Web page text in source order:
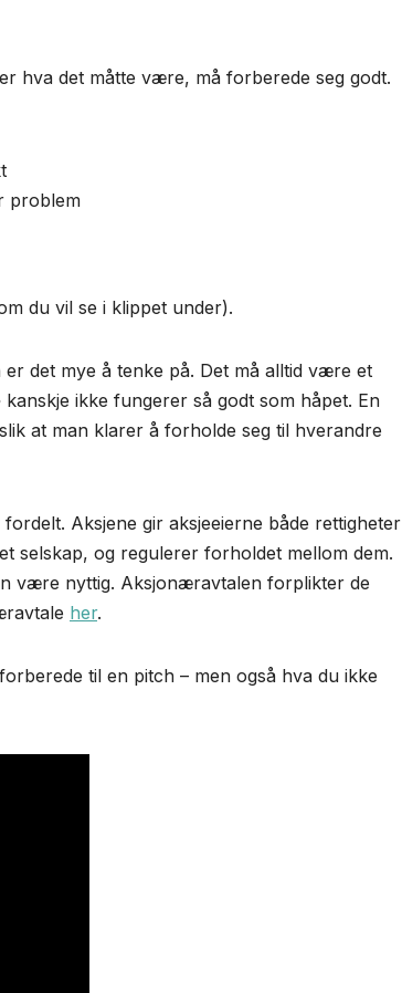
hva det måtte være, må forberede seg godt.
problem
du vil se i klippet under).
det mye å tenke på. Det må alltid være et
ikke fungerer så godt som håpet. En
at man klarer å forholde seg til hverandre
Aksjene gir aksjeeierne både rettigheter
selskap, og regulerer forholdet mellom dem.
være nyttig. Aksjonæravtalen forplikter de
her.
til en pitch – men også hva du ikke